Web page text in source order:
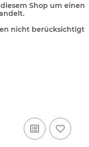
Shop um einen
nicht berücksichtigt